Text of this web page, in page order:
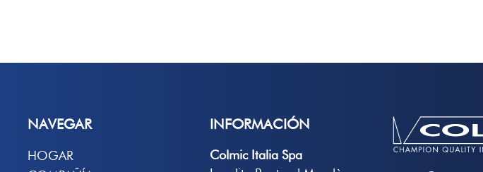
NAVEGAR
HOGAR
INFORMACIÓN
Colmic Italia Spa